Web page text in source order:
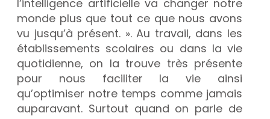
l’intelligence artificielle va changer notre
monde plus que tout ce que nous avons
vu jusqu’à présent. ». Au travail, dans les
établissements scolaires ou dans la vie
quotidienne, on la trouve très présente
pour nous faciliter la vie ainsi
qu’optimiser notre temps comme jamais
auparavant. Surtout quand on parle de